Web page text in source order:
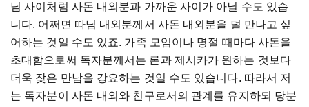
님 사이처럼 사돈 내외분과 가까운 사이가 아닐 수도 있습
니다. 어쩌면 따님 내외분께서 사돈 내외분을 덜 만나고 싶
어하는 것일 수도 있죠. 가족 모임이나 명절 때마다 사돈을
초대함으로써 독자분께서는 론과 제시카가 원하는 것보다
더욱 잦은 만남을 강요하는 것일 수도 있습니다. 따라서 저
는 독자분이 사돈 내외와 친구로서의 관계를 유지하되 당분